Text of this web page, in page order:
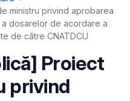
ministru privind aprobarea
dosarelor de acordare a
de către CNATDCU
Proiect
privind